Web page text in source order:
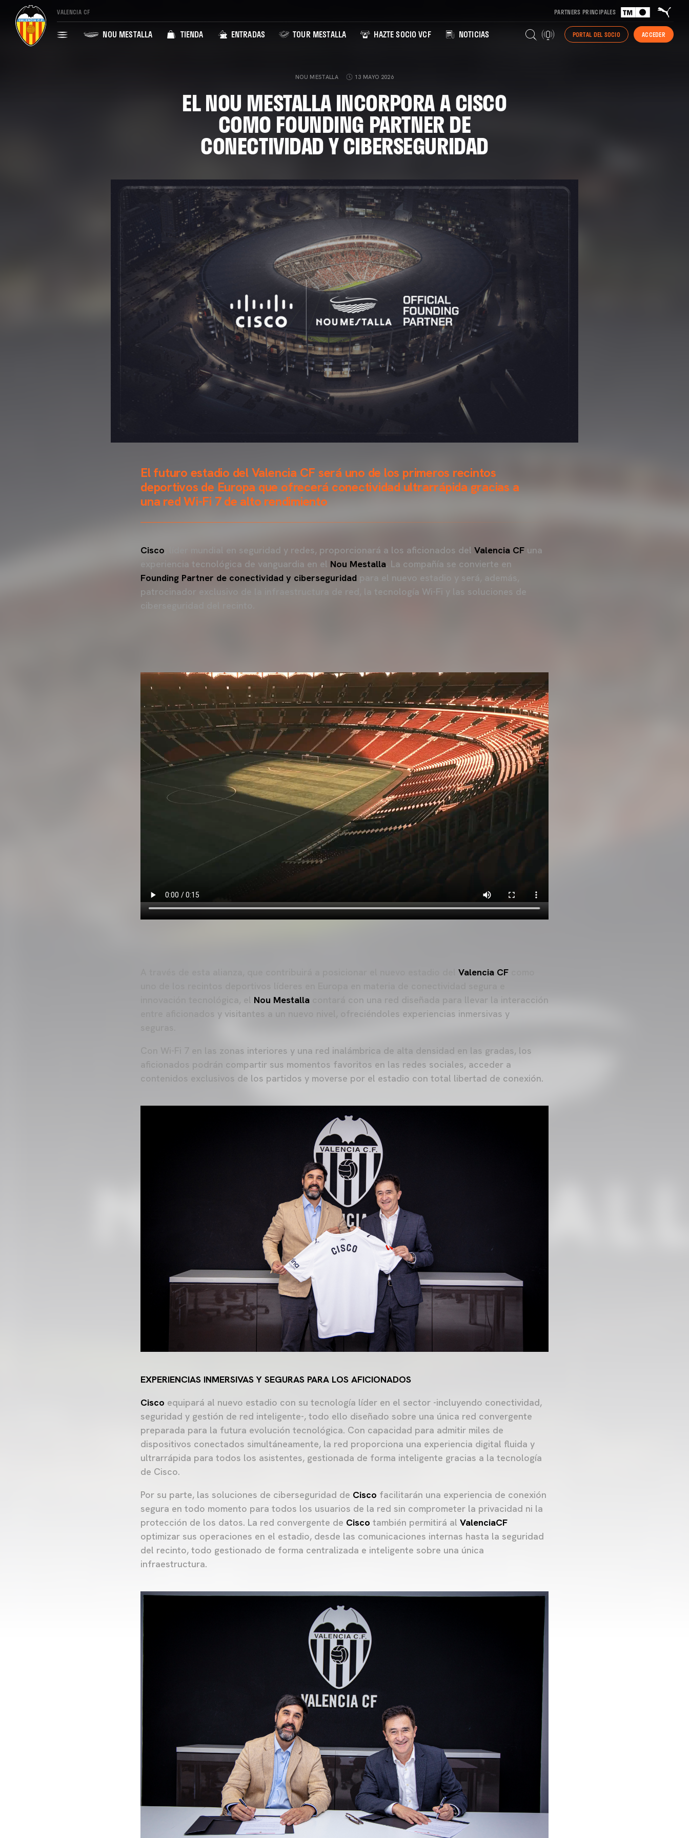
VALENCIA CF PARTNERS PRINCIPALES
NOU MESTALLA TIENDA ENTRADAS TOUR MESTALLA HAZTE SOCIO VCF NOTICIAS PORTAL DEL SOCIO ACCEDER
NOU MESTALLA 13 MAYO 2026
EL NOU MESTALLA INCORPORA A CISCO
COMO FOUNDING PARTNER DE
CONECTIVIDAD Y CIBERSEGURIDAD
El futuro estadio del Valencia CF será uno de los primeros recintos
deportivos de Europa que ofrecerá conectividad ultrarrápida gracias a
una red Wi-Fi 7 de alto rendimiento
Cisco , líder mundial en seguridad y redes, proporcionará a los aficionados del Valencia CF una
experiencia tecnológica de vanguardia en el Nou Mestalla. La compañía se convierte en
Founding Partner de conectividad y ciberseguridad para el nuevo estadio y será, además,
patrocinador exclusivo de la infraestructura de red, la tecnología Wi-Fi y las soluciones de
ciberseguridad del recinto.
Valencia CF
innovación tecnológica, el Nou Mestalla contará con una red diseñada para llevar la interacción
entre aficionados y visitantes a un nuevo nivel, ofreciéndoles experiencias inmersivas y
Con Wi-Fi 7 en las zonas interiores y una red inalámbrica de alta densidad en las gradas, los
aficionados podrán compartir sus momentos favoritos en las redes sociales, acceder a
contenidos exclusivos de los partidos y moverse por el estadio con total libertad de conexión.
EXPERIENCIAS INMERSIVAS Y SEGURAS PARA LOS AFICIONADOS
Cisco equipará al nuevo estadio con su tecnología líder en el sector -incluyendo conectividad,
seguridad y gestión de red inteligente-, todo ello diseñado sobre una única red convergente
preparada para la futura evolución tecnológica. Con capacidad para admitir miles de
dispositivos conectados simultáneamente, la red proporciona una experiencia digital fluida y
ultrarrápida para todos los asistentes, gestionada de forma inteligente gracias a la tecnología
de Cisco.
Por su parte, las soluciones de ciberseguridad de Cisco facilitarán una experiencia de conexión
segura en todo momento para todos los usuarios de la red sin comprometer la privacidad ni la
protección de los datos. La red convergente de Cisco también permitirá al ValenciaCF
optimizar sus operaciones en el estadio, desde las comunicaciones internas hasta la seguridad
del recinto, todo gestionado de forma centralizada e inteligente sobre una única
infraestructura.